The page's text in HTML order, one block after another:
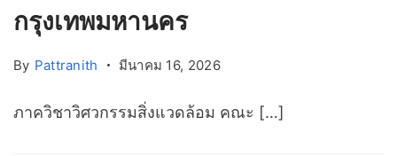
กรุงเทพมหานคร
By Pattranith มีนาคม 16, 2026
ภาควิชาวิศวกรรมสิ่งแวดล้อม คณะ […]